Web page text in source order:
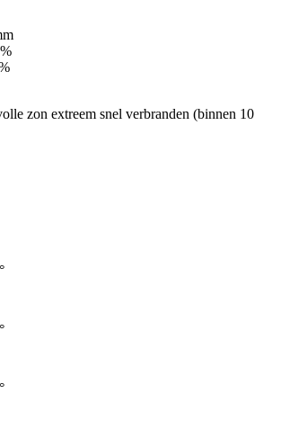
%
zon extreem snel verbranden (binnen 10